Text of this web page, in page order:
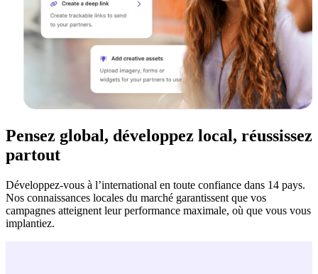
Pensez global, développez local, réussissez
partout
Développez-vous à l’international en toute confiance dans 14 pays.
Nos connaissances locales du marché garantissent que vos
campagnes atteignent leur performance maximale, où que vous vous
implantiez.